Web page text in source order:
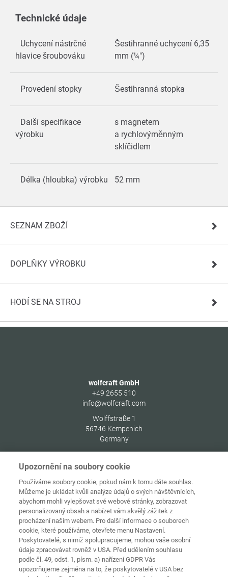
Technické údaje
Uchycení nástrčné
hlavice šroubováku
Šestihranné uchycení 6,35
mm (¼")
Provedení stopky Šestihranná stopka
Další specifikace
výrobku
s magnetem
a rychlovýměnným
sklíčidlem
Délka (hloubka) výrobku 52 mm
SEZNAM ZBOŽÍ
DOPLŇKY VÝROBKU
HODÍ SE NA STROJ
wolfcraft GmbH
+49 2655 510
info@wolfcraft.com
Wolffstraße 1
56746 Kempenich
Germany
Domovská
stránka Kontakt Tiráž
Ochrana
osobních
Pravidla a
podmínky
Zásady
používání
souborů
cookie Přihlásit
Prohlášení o
bezbariérovosti
Upozornění na soubory cookie
Používáme soubory cookie, pokud nám k tomu dáte souhlas.
Můžeme je ukládat kvůli analýze údajů o svých návštěvnících,
abychom mohli vylepšovat své webové stránky, zobrazovat
personalizovaný obsah a nabízet vám skvělý zážitek z
procházení naším webem. Pro další informace o souborech
cookie, které používáme, otevřete menu Nastavení.
Poskytovatelé, s nimiž spolupracujeme, mohou vaše osobní
údaje zpracovávat rovněž v USA. Před udělením souhlasu
podle čl. 49, odst. 1, písm. a) nařízení GDPR Vás
upozorňujeme zejména na to, že poskytovatelé v USA bez